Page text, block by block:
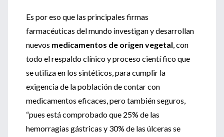
Es por eso que las principales firmas
farmacéuticas del mundo investigan y desarrollan
nuevos medicamentos de origen vegetal, con
todo el respaldo clínico y proceso cientí fico que
se utiliza en los sintéticos, para cumplir la
exigencia de la población de contar con
medicamentos eficaces, pero también seguros,
“pues está comprobado que 25% de las
hemorragias gástricas y 30% de las úlceras se